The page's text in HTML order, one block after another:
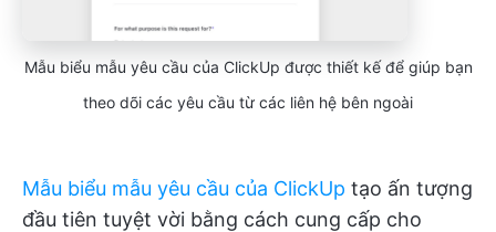
Mẫu biểu mẫu yêu cầu của ClickUp được thiết kế để giúp bạn
theo dõi các yêu cầu từ các liên hệ bên ngoài
Mẫu biểu mẫu yêu cầu của ClickUp tạo ấn tượng
đầu tiên tuyệt vời bằng cách cung cấp cho